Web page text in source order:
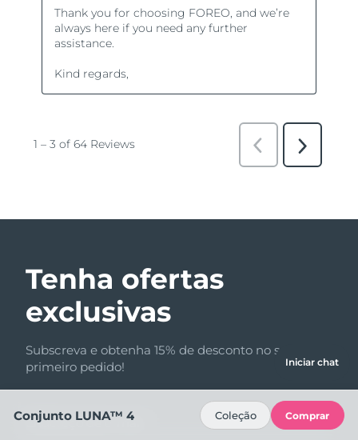
Tenha ofertas
exclusivas
Subscreva e obtenha 15% de desconto no seu
primeiro pedido!
Endereço de e-mail
Iniciar chat
Conjunto LUNA™ 4 Coleção Comprar